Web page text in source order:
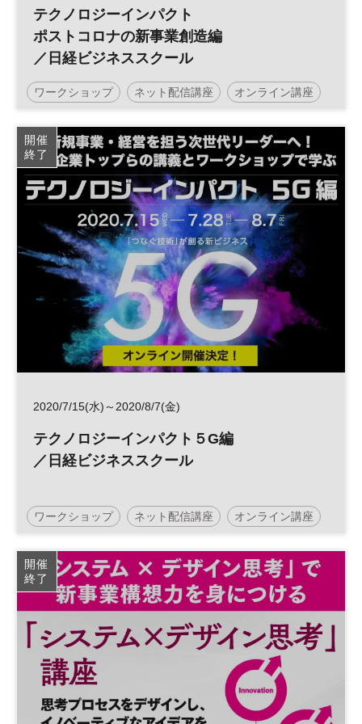
テクノロジーインパクト
ポストコロナの新事業創造編
／日経ビジネススクール
ワークショップ ネット配信講座 オンライン講座
テクノロジー テクノロジーインパクト
日経ビジネススクール
開催
終了
2020/7/15(水)～2020/8/7(金)
テクノロジーインパクト５G編
／日経ビジネススクール
ワークショップ ネット配信講座 オンライン講座
5G テクノロジーインパクト
日経ビジネススクール
開催
終了